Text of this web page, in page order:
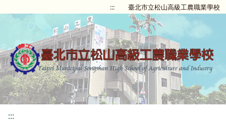
::: 臺北市立松山高級工農職業學校
:::